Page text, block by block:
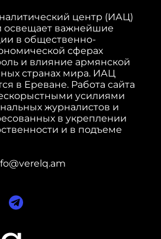
центр (ИАЦ)
освещает важнейшие
в общественно-
сферах
и влияние армянской
странах мира. ИАЦ
в Ереване. Работа сайта
усилиями
журналистов и
в укреплении
и в подъеме